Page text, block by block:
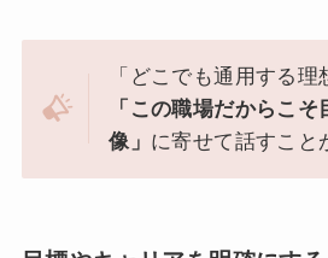
「どこでも通用する理
「この職場だからこ
像」 に寄せて話すこと